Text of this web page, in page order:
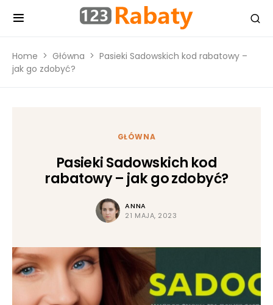
Home Główna
Pasieki Sadowskich kod rabatowy –
jak go zdobyć?
GŁÓWNA
Pasieki Sadowskich kod
rabatowy – jak go zdobyć?
ANNA
21 MAJA, 2023